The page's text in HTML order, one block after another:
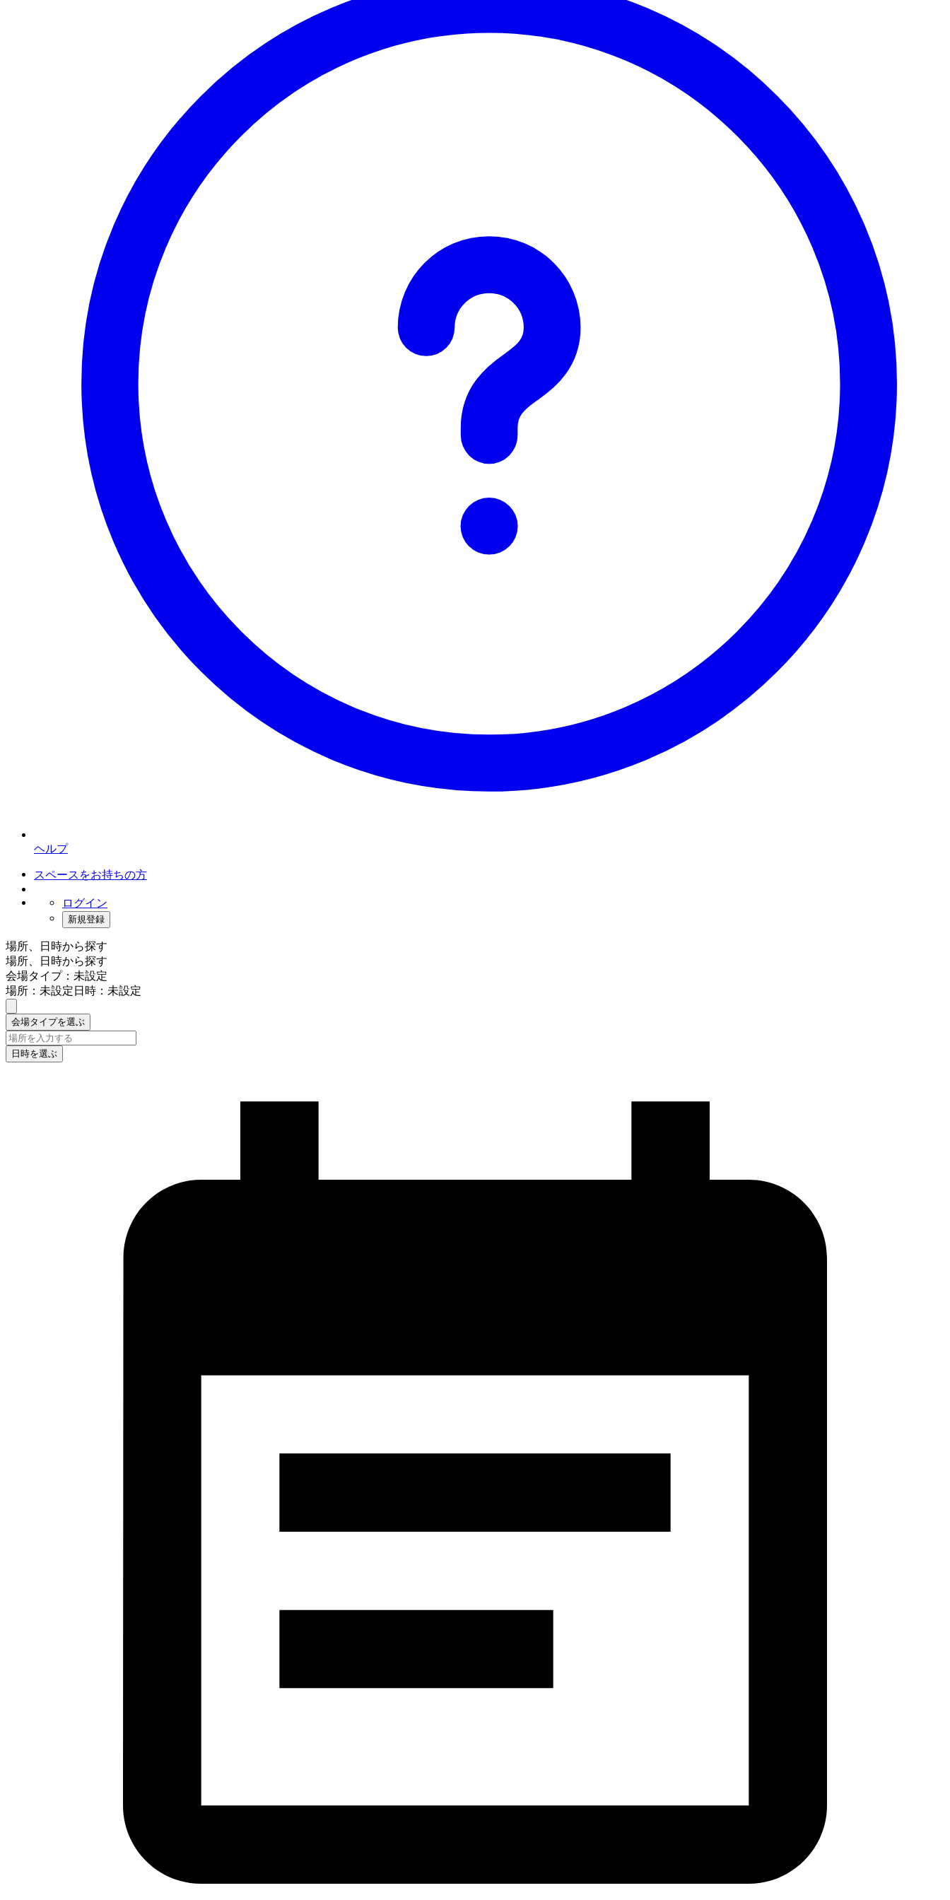
ヘルプ
スペースをお持ちの方
ログイン
新規登録
場所、日時から探す
場所、日時から探す
会場タイプ：未設定
場所：未設定日時：未設定
会場タイプを選ぶ
日時を選ぶ